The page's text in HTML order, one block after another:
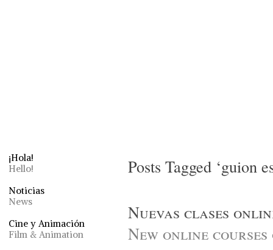
¡Hola!
Hello!
Noticias
News
Cine y Animación
Film & Animation
Posts Tagged ‘guion
Nuevas clases
New online courses